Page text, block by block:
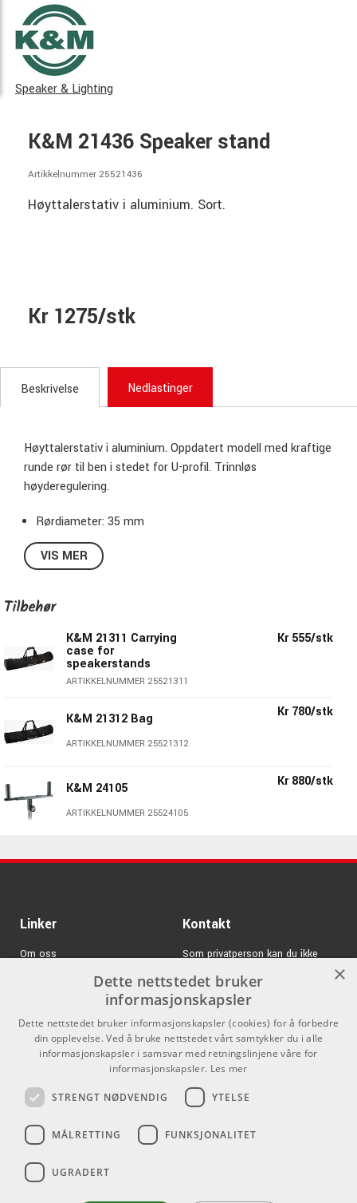
Speaker & Lighting
K&M 21436 Speaker stand
Artikkelnummer 25521436
Høyttalerstativ i aluminium. Sort.
Kr 1275/stk
Beskrivelse Nedlastinger
Høyttalerstativ i aluminium. Oppdatert modell med kraftige
runde rør til ben i stedet for U-profil. Trinnløs
høyderegulering.
Rørdiameter: 35 mm
Maks vekt: 40 kg
Høyde: 1320 - 2020 mm
Sort.
VIS MER
Tilbehør
K&M 21311 Carrying
case for
speakerstands
ARTIKKELNUMMER 25521311
Kr 555/stk
K&M 21312 Bag
ARTIKKELNUMMER 25521312
Kr 780/stk
K&M 24105
ARTIKKELNUMMER 25524105
Kr 880/stk
K&M 21316
Linker
Om oss
GDPR & Cookies
Kontakt
Som privatperson kan du ikke
kjøpe på denne nettsiden, alt salg
skjer gjennom våre forhandlere.
info@emnordic.no
×
Dette nettstedet bruker
informasjonskapsler
Dette nettstedet bruker informasjonskapsler (cookies) for å forbedre
din opplevelse. Ved å bruke nettstedet vårt samtykker du i alle
informasjonskapsler i samsvar med retningslinjene våre for
informasjonskapsler. Les mer
STRENGT NØDVENDIG YTELSE
MÅLRETTING FUNKSJONALITET
UGRADERT